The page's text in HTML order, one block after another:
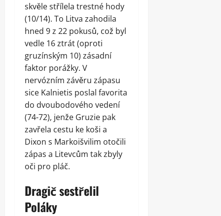
skvěle střílela trestné hody
(10/14). To Litva zahodila
hned 9 z 22 pokusů, což byl
vedle 16 ztrát (oproti
gruzínským 10) zásadní
faktor porážky. V
nervózním závěru zápasu
sice Kalnietis poslal favorita
do dvoubodového vedení
(74-72), jenže Gruzie pak
zavřela cestu ke koši a
Dixon s Markoišvilim otočili
zápas a Litevcům tak zbyly
oči pro pláč.
Dragič sestřelil
Poláky